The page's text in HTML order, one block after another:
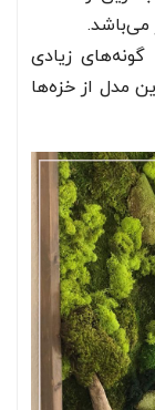
می‌باشد.
زیادی
مدل از خزه‌ها